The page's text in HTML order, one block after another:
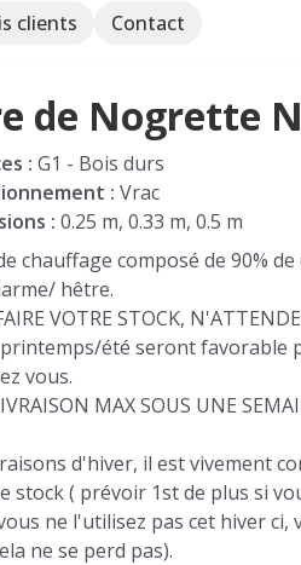
clients Contact
de Nogrette
: G1 - Bois durs
: Vrac
: 0.25 m, 0.33 m, 0.5 m
chauffage composé de 90%
hêtre.
VOTRE STOCK,
été seront favorable
vous.
MAX SOUS UNE
d'hiver, il est vivement
stock ( prévoir 1st de plus si
ne l'utilisez pas cet hiver ci,
ne se perd pas).